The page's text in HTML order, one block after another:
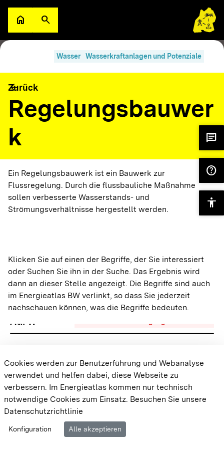
Zum Hauptinhalt springen
homeZur Startseite
searchSuche öffnen
filter_alt
A
Abfluss Q
A
Abschaltwindgeschwindigkeit
A
Abwärme/
Überschusswärme
Wärme
Wärmeversorgung
Abwärmepotenziale
Wärme
A
AGFW
Aggregation
Sonne Gebäude Dachflächen-PV
A
Amortisationszeit
Wasser Wasserkraftanlagen und Potenziale
arrow_back
Zurück
Regelungsbauwer
k
Ein Regelungsbauwerk ist ein Bauwerk zur
Flussregelung. Durch die flussbauliche Maßnahme
sollen verbesserte Wasserstands- und
Strömungsverhältnisse hergestellt werden.
Klicken Sie auf einen der Begriffe, der Sie interessiert
oder Suchen Sie ihn in der Suche. Das Ergebnis wird
dann an dieser Stelle angezeigt. Die Begriffe sind auch
im Energieatlas BW verlinkt, so dass Sie jederzeit
nachschauen können, was die Begriffe bedeuten.
chat
help
accessibility
Cookie-EinstellungenBarrierefreiheit
Impressum
Cookies werden zur Benutzerführung und Webanalyse
verwendet und helfen dabei, diese Webseite zu
verbessern. Im Energieatlas kommen nur technisch
notwendige Cookies zum Einsatz. Besuchen Sie unsere
Datenschutzrichtlinie
Konfiguration Alle akzeptieren